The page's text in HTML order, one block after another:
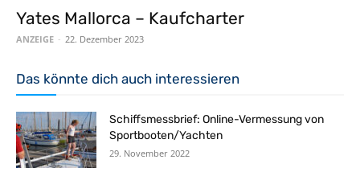
Yates Mallorca – Kaufcharter
ANZEIGE - 22. Dezember 2023
Das könnte dich auch interessieren
Schiffsmessbrief: Online-Vermessung von
Sportbooten/Yachten
29. November 2022